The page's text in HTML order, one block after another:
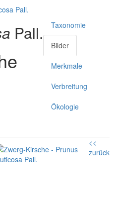
Pall. Taxonomie
Bilder
Merkmale
Verbreitung
Ökologie
<<
zurück